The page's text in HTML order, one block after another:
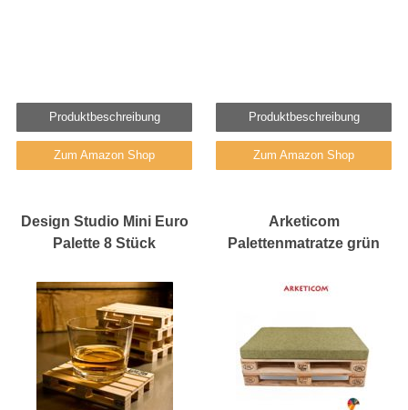
Produktbeschreibung
Zum Amazon Shop
Produktbeschreibung
Zum Amazon Shop
Design Studio Mini Euro
Palette 8 Stück
Arketicom
Palettenmatratze grün